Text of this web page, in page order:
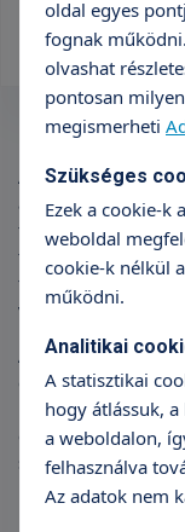
A kontrasztanyag
agyi éreredetű
fejfájás, szédülés)
folyamat kizárására.
friss baleseti
vizsgálatára.
A koponya natív és
daganatos
multiplex
esetben a natív
szükséges
oldal egyes
fognak
olvashat
pontosan
megismerheti
Szükséges
Ezek a cookie-k
weboldal
cookie-k nélkül
működni.
Analitikai
A statisztikai
hogy átlássuk,
a weboldalon,
felhasználva
Az adatok nem